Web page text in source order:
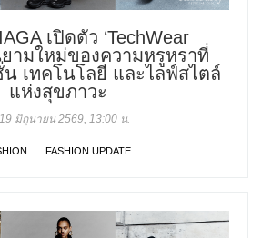
เปิดตัว ‘TechWear
ยามใหม่ของความหรูหราที่
เทคโนโลยี และไลฟ์สไตล์
แห่งสุขภาวะ
19 มิถุนายน 2569, 13:00 น.
FASHION UPDATE